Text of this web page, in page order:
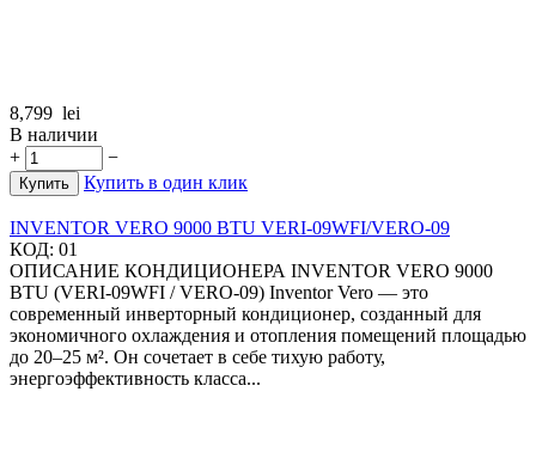
8,799 lei
В наличии
+
−
Купить Купить в один клик
INVENTOR VERO 9000 BTU VERI-09WFI/VERO-09
КОД: 01
ОПИСАНИЕ КОНДИЦИОНЕРА INVENTOR VERO 9000
BTU (VERI-09WFI / VERO-09) Inventor Vero — это
современный инверторный кондиционер, созданный для
экономичного охлаждения и отопления помещений площадью
до 20–25 м². Он сочетает в себе тихую работу,
энергоэффективность класса...